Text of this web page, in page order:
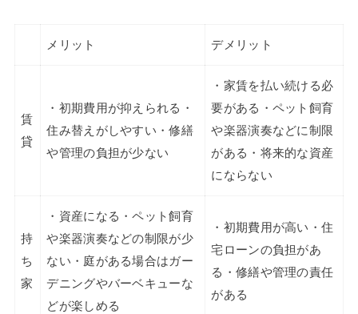
メリット デメリット
賃
貸
・初期費用が抑えられる・
住み替えがしやすい・修繕
や管理の負担が少ない
・家賃を払い続ける必
要がある・ペット飼育
や楽器演奏などに制限
がある・将来的な資産
にならない
持
ち
家
・資産になる・ペット飼育
や楽器演奏などの制限が少
ない・庭がある場合はガー
デニングやバーベキューな
どが楽しめる
・初期費用が高い・住
宅ローンの負担があ
る・修繕や管理の責任
がある